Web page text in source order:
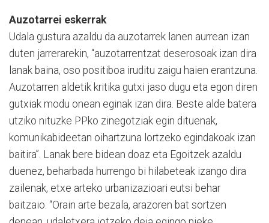
Auzotarrei eskerrak
Udala gustura azaldu da auzotarrek lanen aurrean izan
duten jarrerarekin, “auzotarrentzat deserosoak izan dira
lanak baina, oso positiboa iruditu zaigu haien erantzuna.
Auzotarren aldetik kritika gutxi jaso dugu eta egon diren
gutxiak modu onean eginak izan dira. Beste alde batera
utziko nituzke PPko zinegotziak egin dituenak,
komunikabideetan oihartzuna lortzeko egindakoak izan
baitira”. Lanak bere bidean doaz eta Egoitzek azaldu
duenez, beharbada hurrengo bi hilabeteak izango dira
zailenak, etxe arteko urbanizazioari eutsi behar
baitzaio. “Orain arte bezala, arazoren bat sortzen